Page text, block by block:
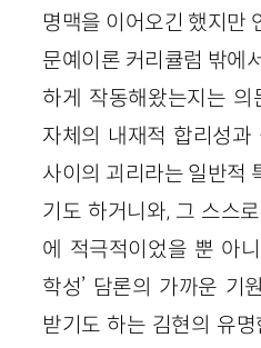
명맥을 이어오긴 했지만
문예이론 커리큘럼 밖에
하게 작동해왔는지는
자체의 내재적 합리성
사이의 괴리라는 일반적
기도 하거니와, 그 스스
에 적극적이었을 뿐 아
학성’ 담론의 가까운 기
받기도 하는 김현의 유